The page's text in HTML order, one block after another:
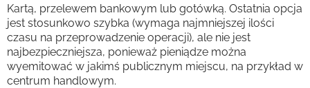
Kartą, przelewem bankowym lub gotówką. Ostatnia opcja
jest stosunkowo szybka (wymaga najmniejszej ilości
czasu na przeprowadzenie operacji), ale nie jest
najbezpieczniejsza, ponieważ pieniądze można
wyemitować w jakimś publicznym miejscu, na przykład w
centrum handlowym.